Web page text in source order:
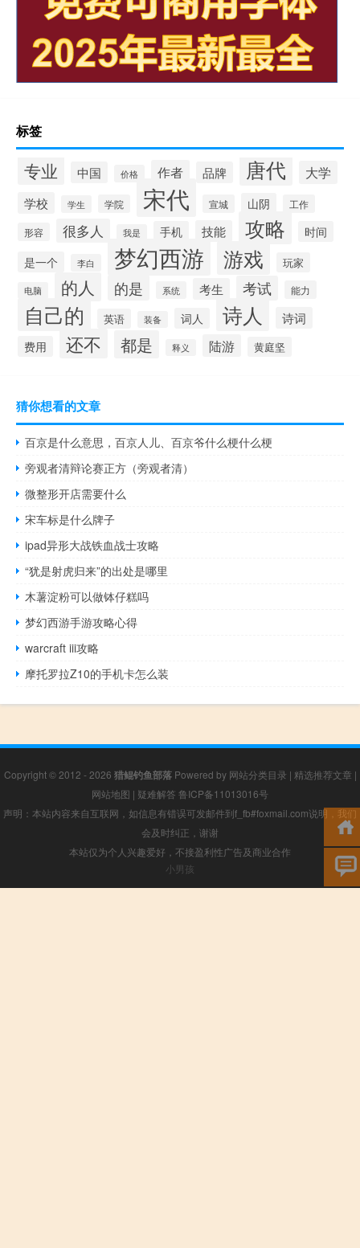
标签
专业 中国 价格 作者 品牌 唐代 大学
学校 学生 学院 宋代 宣城 山阴 工作
形容 很多人 我是 手机 技能 攻略
时间
是一个
李白 梦幻西游 游戏 玩家
电脑 的人 的是 系统 考生 考试 能力
自己的 英语 装备 词人 诗人 诗词
费用 还不 都是 释义 陆游 黄庭坚
猜你想看的文章
百京是什么意思，百京人儿、百京爷什么梗什么梗
旁观者清辩论赛正方（旁观者清）
微整形开店需要什么
宋车标是什么牌子
ipad异形大战铁血战士攻略
“犹是射虎归来”的出处是哪里
木薯淀粉可以做钵仔糕吗
梦幻西游手游攻略心得
warcraft iii攻略
摩托罗拉Z10的手机卡怎么装
Copyright © 2012 - 2026 猎鲲钓鱼部落Powered by 网站分类目录 | 精选推荐文章 |
网站地图 | 疑难解答 鲁ICP备11013016号
声明：本站内容来自互联网，如信息有错误可发邮件到f_fb#foxmail.com说明，我们
会及时纠正，谢谢
本站仅为个人兴趣爱好，不接盈利性广告及商业合作
小男孩